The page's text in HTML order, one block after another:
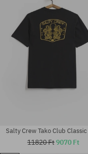
Elérhető méretek:
M; L; XL; XXL
Salty Crew Tako Club
11820 Ft9070 Ft